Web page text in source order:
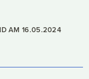
AM16.05.2024